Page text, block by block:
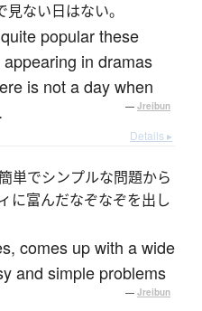
見ない日はない。
popular these
in dramas
is not a day when
— Jreibun
Details ▸
単でシンプルな問題から
に富んだなぞなぞを出し
comes up with a wide
and simple problems
— Jreibun